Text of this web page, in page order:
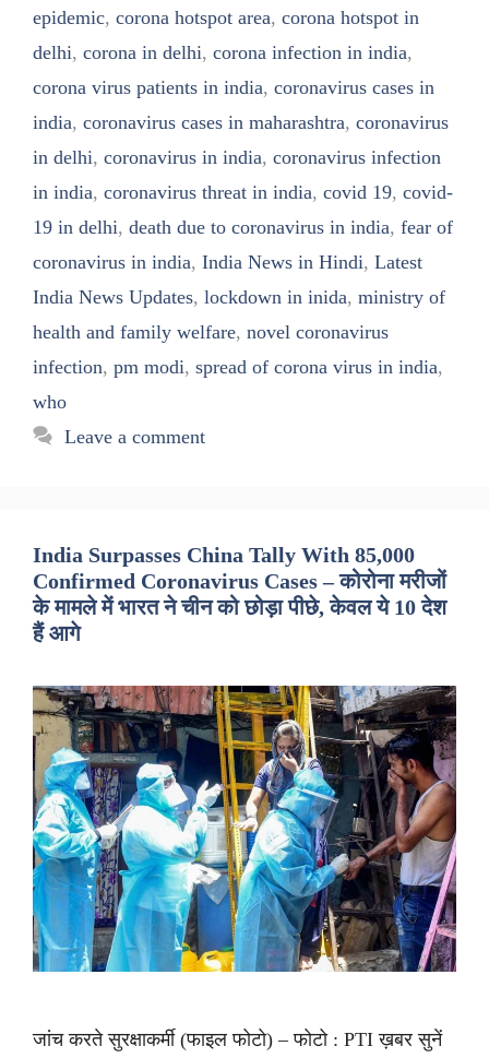
epidemic, corona hotspot area, corona hotspot in
delhi, corona in delhi, corona infection in india,
corona virus patients in india, coronavirus cases in
india, coronavirus cases in maharashtra, coronavirus
in delhi, coronavirus in india, coronavirus infection
in india, coronavirus threat in india, covid 19, covid-
19 in delhi, death due to coronavirus in india, fear of
coronavirus in india, India News in Hindi, Latest
India News Updates, lockdown in inida, ministry of
health and family welfare, novel coronavirus
infection, pm modi, spread of corona virus in india,
who
Leave a comment
India Surpasses China Tally With 85,000
Confirmed Coronavirus Cases – कोरोना मरीजों
के मामले में भारत ने चीन को छोड़ा पीछे, केवल ये 10 देश
हैं आगे
जांच करते सुरक्षाकर्मी (फाइल फोटो) – फोटो : PTI ख़बर सुनें